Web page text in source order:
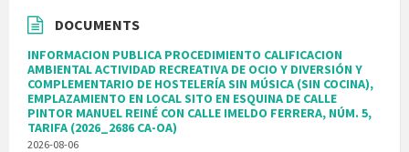
DOCUMENTS
INFORMACION PUBLICA PROCEDIMIENTO CALIFICACION
AMBIENTAL ACTIVIDAD RECREATIVA DE OCIO Y DIVERSIÓN Y
COMPLEMENTARIO DE HOSTELERÍA SIN MÚSICA (SIN COCINA),
EMPLAZAMIENTO EN LOCAL SITO EN ESQUINA DE CALLE
PINTOR MANUEL REINÉ CON CALLE IMELDO FERRERA, NÚM. 5,
TARIFA (2026_2686 CA-OA)
2026-08-06